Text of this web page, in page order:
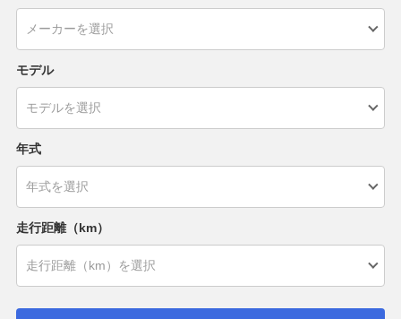
モデル
年式
走行距離（km）